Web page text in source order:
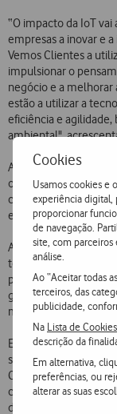
Cookies
Usamos cookies e
experiência digital,
proporcionar
de navegação.
site, com parceiros
análise.
Ao “Aceitar todas
terceiros, das
publicidade,
Na Lista de Cookies
descrição da
Em alternativa,
preferências, ou
alterar as suas
“O impacto da IoT vai
empresas a inovar e
Vemos Clientes a
impulsionar o
negócio e a melhorar
estão a utilizar a
eficiência e
ambiental",
A Internet of Things
organizações
com o relatórioIoT
empresas
A Vodafone oferece
to-end” e a gestão de
plataforma única
gere 118 milhões de
mesma qualidade e
Em Portugal, a
sucessivos
Competências de
com uma equipa
desenvolvimento de